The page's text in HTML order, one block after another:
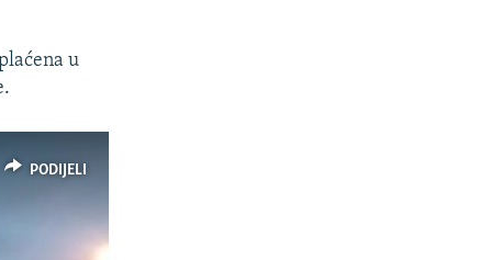
u
PODIJELI